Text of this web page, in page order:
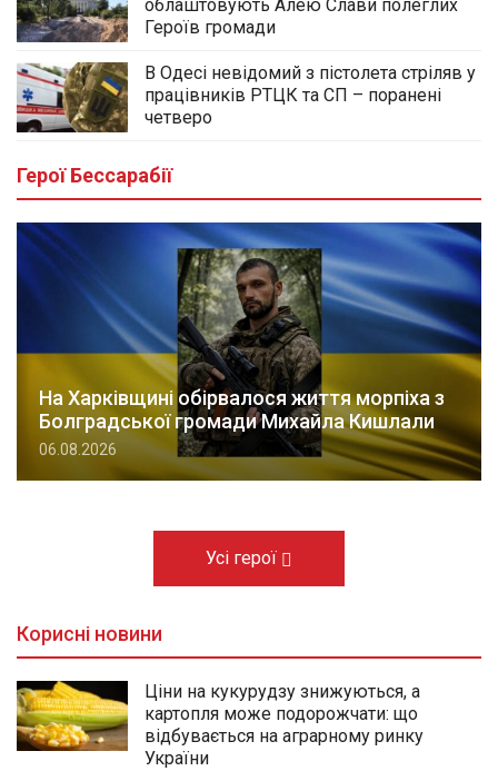
облаштовують Алею Слави полеглих
Героїв громади
В Одесі невідомий з пістолета стріляв у
працівників РТЦК та СП – поранені
четверо
Герої Бессарабії
На Харківщині обірвалося життя морпіха з
Болградської громади Михайла Кишлали
06.08.2026
Усі герої
Корисні новини
Ціни на кукурудзу знижуються, а
картопля може подорожчати: що
відбувається на аграрному ринку
України